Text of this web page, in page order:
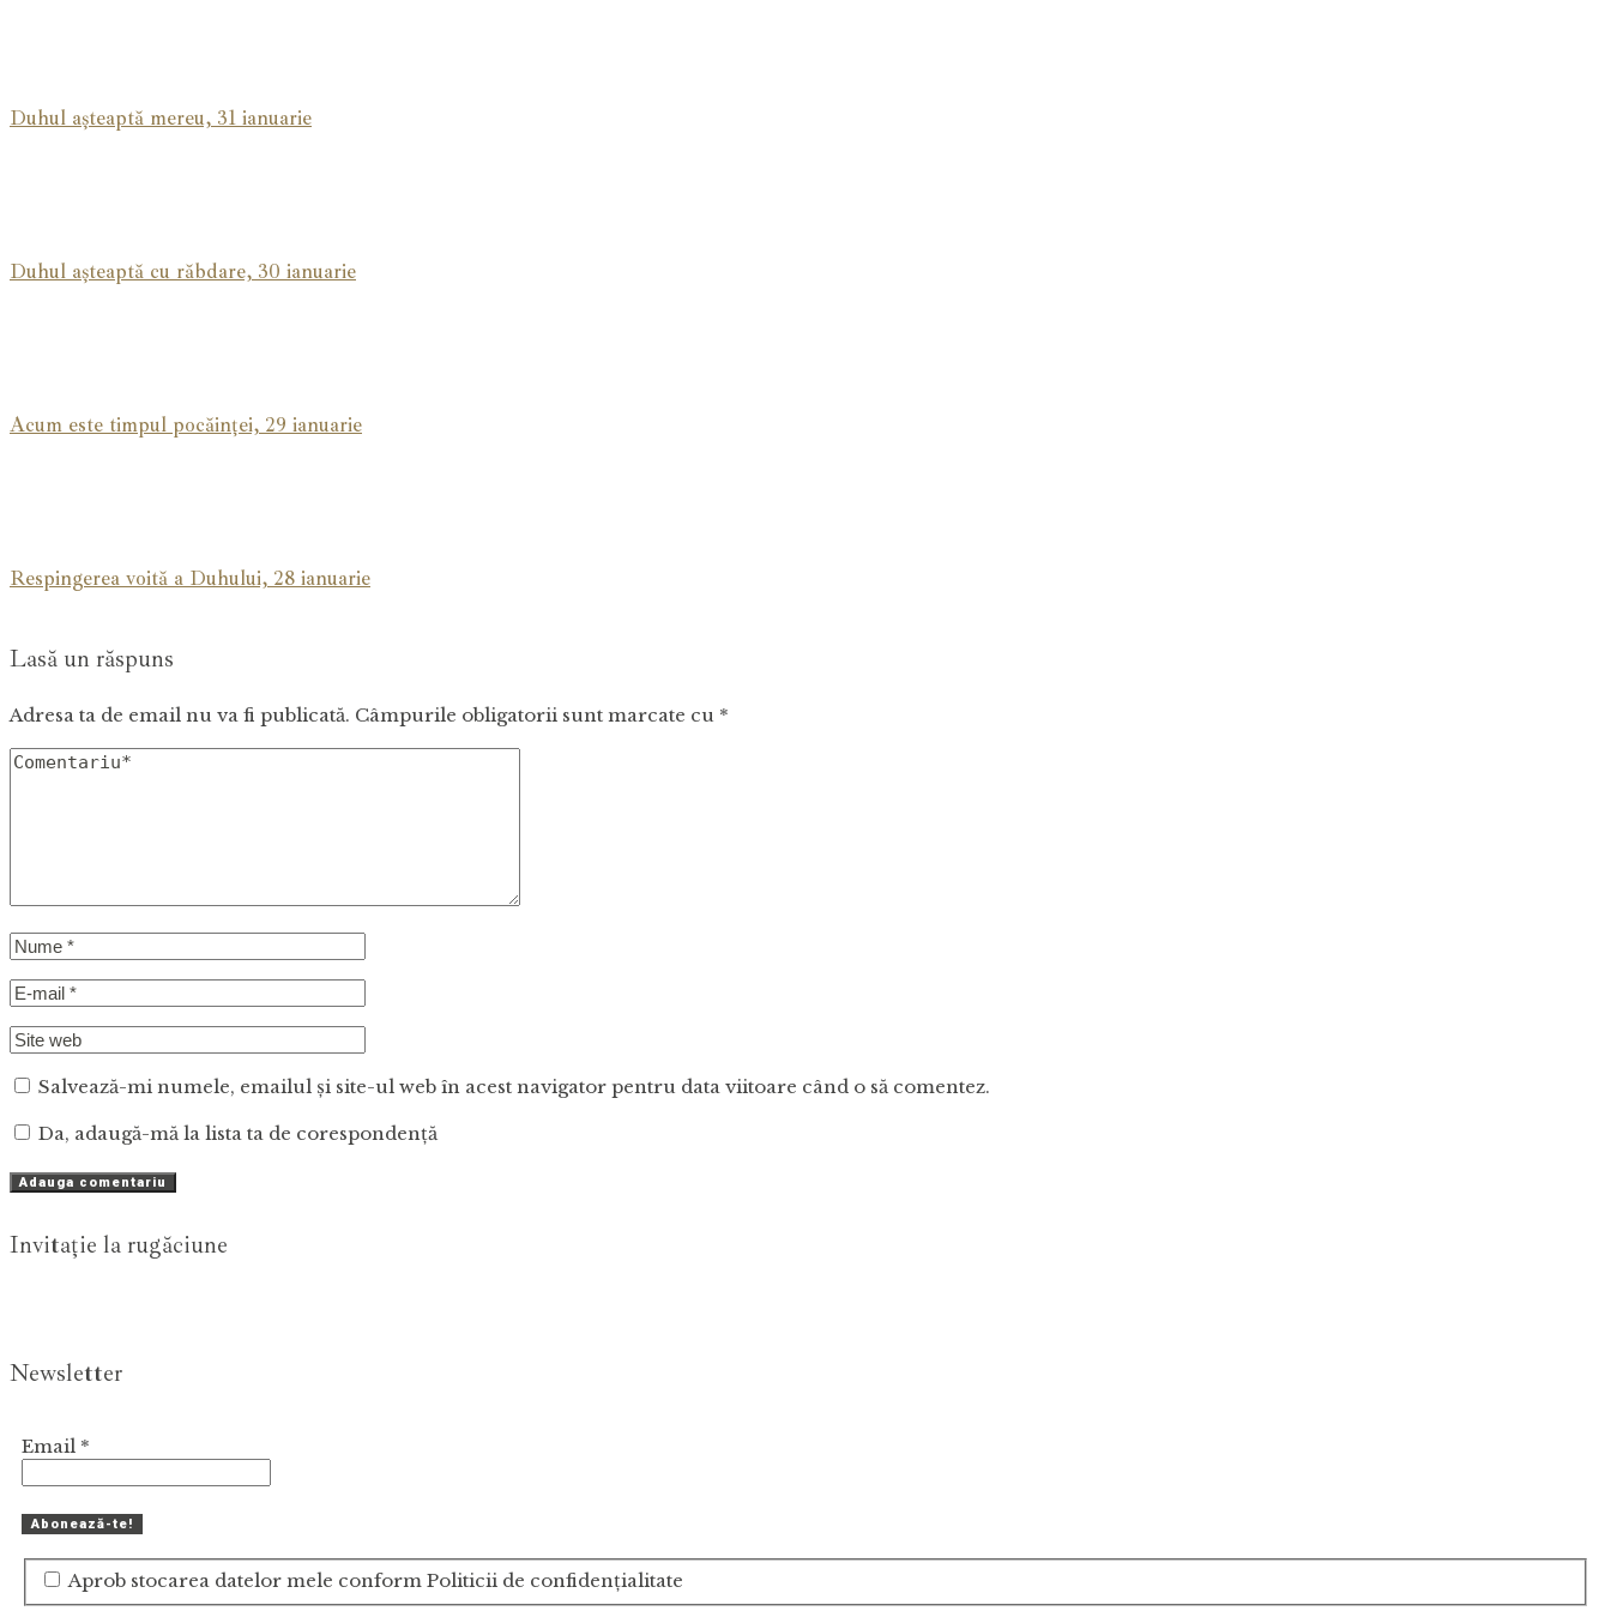
Duhul așteaptă mereu, 31 ianuarie
Duhul așteaptă cu răbdare, 30 ianuarie
Acum este timpul pocăinței, 29 ianuarie
Respingerea voită a Duhului, 28 ianuarie
Lasă un răspuns
Adresa ta de email nu va fi publicată. Câmpurile obligatorii sunt marcate cu *
Salvează-mi numele, emailul și site-ul web în acest navigator pentru data viitoare când o să comentez.
Da, adaugă-mă la lista ta de corespondență
Invitaţie la rugăciune
Newsletter
Email *
Aprob stocarea datelor mele conform Politicii de confidențialitate